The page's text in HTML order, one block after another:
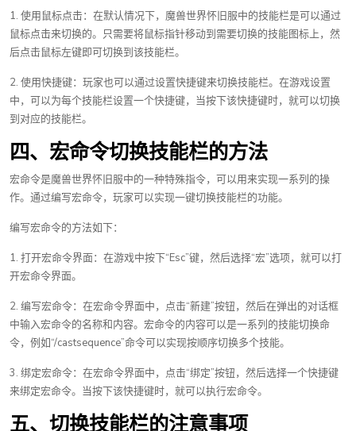
1. 使用鼠标点击：在默认情况下，魔兽世界怀旧服中的技能栏是可以通过
鼠标点击来切换的。只需要将鼠标指针移动到需要切换的技能图标上，然
后点击鼠标左键即可切换到该技能栏。
2. 使用快捷键：玩家也可以通过设置快捷键来切换技能栏。在游戏设置
中，可以为每个技能栏设置一个快捷键，当按下该快捷键时，就可以切换
到对应的技能栏。
四、宏命令切换技能栏的方法
宏命令是魔兽世界怀旧服中的一种特殊指令，可以用来实现一系列的操
作。通过编写宏命令，玩家可以实现一键切换技能栏的功能。
编写宏命令的方法如下：
1. 打开宏命令界面：在游戏中按下“Esc”键，然后选择“宏”选项，就可以打
开宏命令界面。
2. 编写宏命令：在宏命令界面中，点击“新建”按钮，然后在弹出的对话框
中输入宏命令的名称和内容。宏命令的内容可以是一系列的技能切换命
令，例如“/castsequence”命令可以实现按顺序切换多个技能。
3. 绑定宏命令：在宏命令界面中，点击“绑定”按钮，然后选择一个快捷键
来绑定宏命令。当按下该快捷键时，就可以执行宏命令。
五、切换技能栏的注意事项